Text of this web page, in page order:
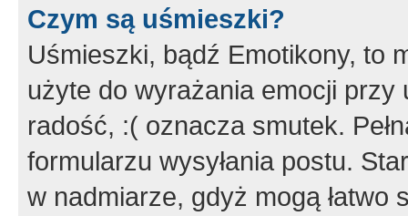
Czym są uśmieszki?
Uśmieszki, bądź Emotikony, to
użyte do wyrażania emocji
radość, :( oznacza smutek.
formularzu wysyłania postu.
w nadmiarze, gdyż mogą